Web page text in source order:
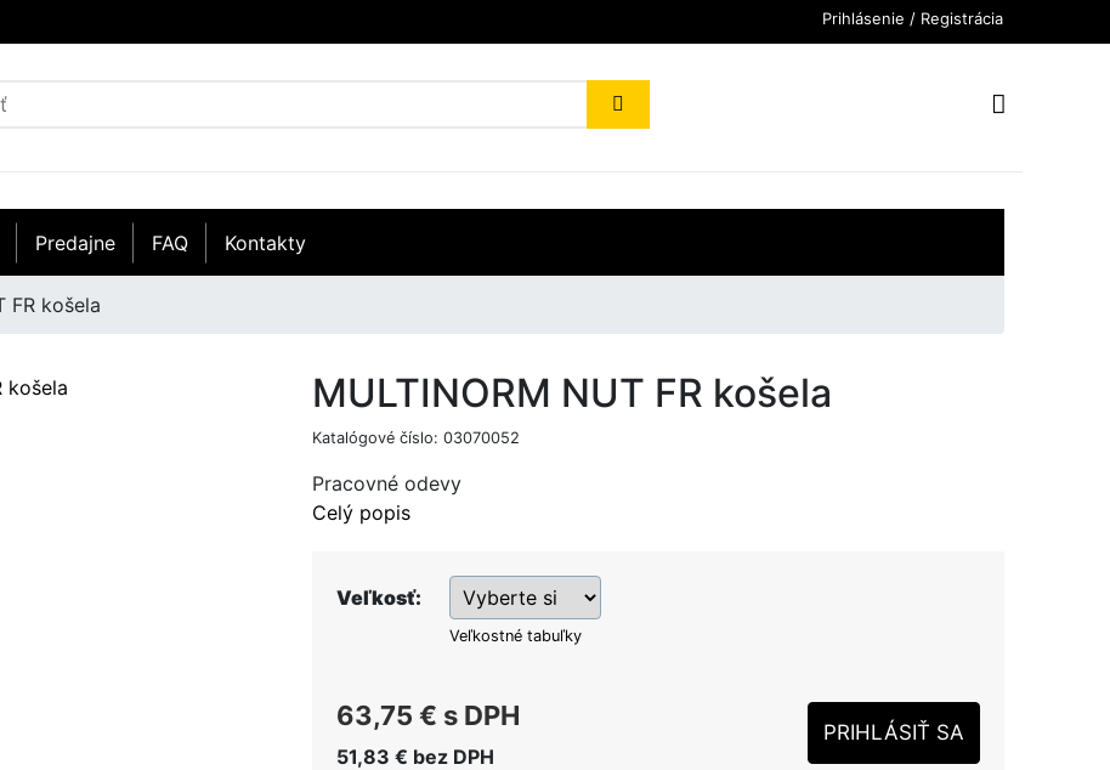
Prihlásenie / Registrácia
Predajne FAQ Kontakty
FR košela
MULTINORM NUT FR košela
Katalógové číslo: 03070052
Pracovné odevy
Celý popis
Veľkosť:
Veľkostné tabuľky
63,75 € s DPH
51,83 € bez DPH
PRIHLÁSIŤ SA